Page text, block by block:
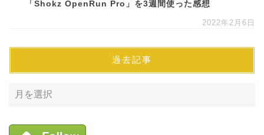
「Shokz OpenRun Pro」を3週間使った感想
2022年2月6日
過去記事